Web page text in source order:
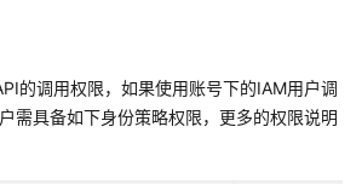
的调用权限，如果使用账号下的IAM用户调
需具备如下身份策略权限，更多的权限说明